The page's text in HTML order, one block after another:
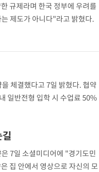
규제라며 한국 정부에 우려를
제도가 아니다"라고 밝혔다.
용자 보호
체결했다고 7일 밝혔다. 협약
일반전형 입학 시 수업료 50%
육 과정을 지원하고 수업료
7일 소셜미디어에 "경기도민
집 안에서 영상으로 자신의 모